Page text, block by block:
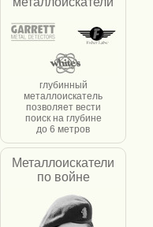
глубинный
металлоискатель
позволяет вести
поиск на глубине
до 6 метров
Металлоискатели
по войне